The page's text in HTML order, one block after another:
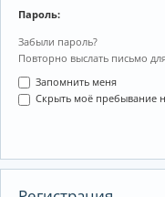
Пароль:
Забыли пароль?
Повторно выслать письмо
Запомнить меня
Скрыть моё пребывание